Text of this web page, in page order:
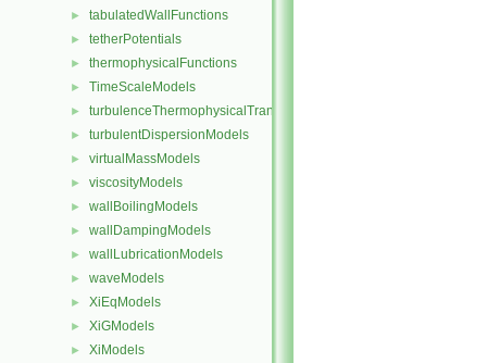
► tabulatedWallFunctions
► tetherPotentials
► thermophysicalFunctions
► TimeScaleModels
► turbulenceThermophysicalTransportModels
► turbulentDispersionModels
► virtualMassModels
► viscosityModels
► wallBoilingModels
► wallDampingModels
► wallLubricationModels
► waveModels
► XiEqModels
► XiGModels
► XiModels